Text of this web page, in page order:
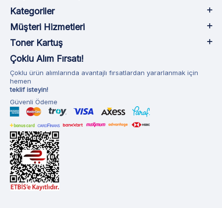
Kategoriler
Müşteri Hizmetleri
Toner Kartuş
Çoklu Alım Fırsatı!
Çoklu ürün alımlarında avantajlı fırsatlardan yararlanmak için
hemen
teklif isteyin!
Güvenli Ödeme